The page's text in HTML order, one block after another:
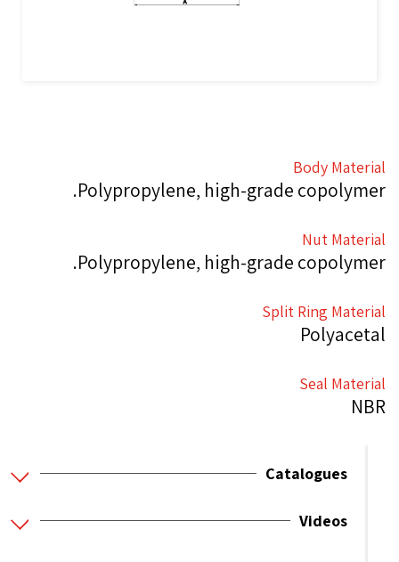
Body Material
Polypropylene, high-grade copolymer.
Nut Material
Polypropylene, high-grade copolymer.
Split Ring Material
Polyacetal
Seal Material
NBR
Catalogues
Videos